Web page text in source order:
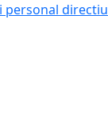
personal directiu